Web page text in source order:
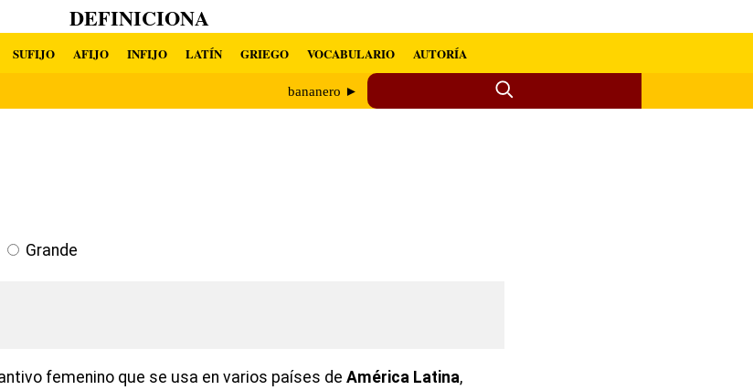
DEFINICIONA
SUFIJO AFIJO INFIJO LATÍN GRIEGO VOCABULARIO AUTORÍA
bananero ►
Grande
femenino que se usa en varios países de América Latina,